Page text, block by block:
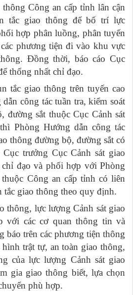
Công an cấp tỉnh lân cận
tắc giao thông để bố trí lực
hợp phân luồng, phân tuyến
phương tiện đi vào khu vực
Đồng thời, báo cáo Cục
thống nhất chỉ đạo.
tắc giao thông trên tuyến cao
công tác tuần tra, kiểm soát
đường sắt thuộc Cục Cảnh sát
Phòng Hướng dẫn công tác
thông đường bộ, đường sắt có
Cục trưởng Cục Cảnh sát giao
đạo và phối hợp với Phòng
Công an cấp tỉnh có liên
tắc giao thông theo quy định.
thông, lực lượng Cảnh sát giao
với các cơ quan thông tin và
báo trên các phương tiện thông
trật tự, an toàn giao thông,
của lực lượng Cảnh sát giao
gia giao thông biết, lựa chọn
phù hợp.